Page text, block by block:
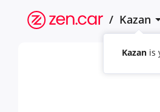
/ Kazan
Kazan is